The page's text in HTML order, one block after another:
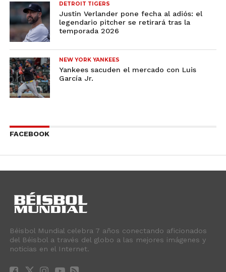
DETROIT TIGERS
Justin Verlander pone fecha al adiós: el
legendario pitcher se retirará tras la
temporada 2026
NEW YORK YANKEES
Yankees sacuden el mercado con Luis
García Jr.
FACEBOOK
Béisbol Mundial celebra 7 años conectando aficionados
del Béisbol a través del globo a las mejores imágenes y
noticias en el Internet.